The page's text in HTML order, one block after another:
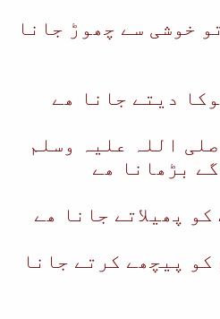
خوشی سے چھوڑ جانا
دیتے جانا ھے
اللہ علیہ وسلم
بڑھانا ھے
پھیلاتے جانا ھے
کو پیچھے کرتے جانا